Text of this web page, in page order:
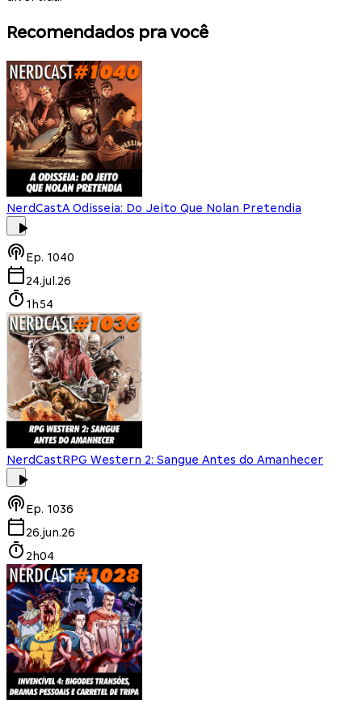
Recomendados pra você
NerdCastA Odisseia: Do Jeito Que Nolan Pretendia
Ep. 1040
24.jul.26
1h54
NerdCastRPG Western 2: Sangue Antes do Amanhecer
Ep. 1036
26.jun.26
2h04